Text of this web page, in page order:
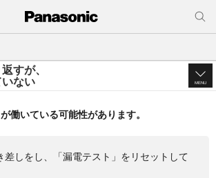
すが、
ない
MENU
働いている可能性があります。
差しをし、「漏電テスト」をリセットして